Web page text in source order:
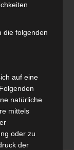
die folgenden
auf eine
natürliche
mittels
oder zu
der